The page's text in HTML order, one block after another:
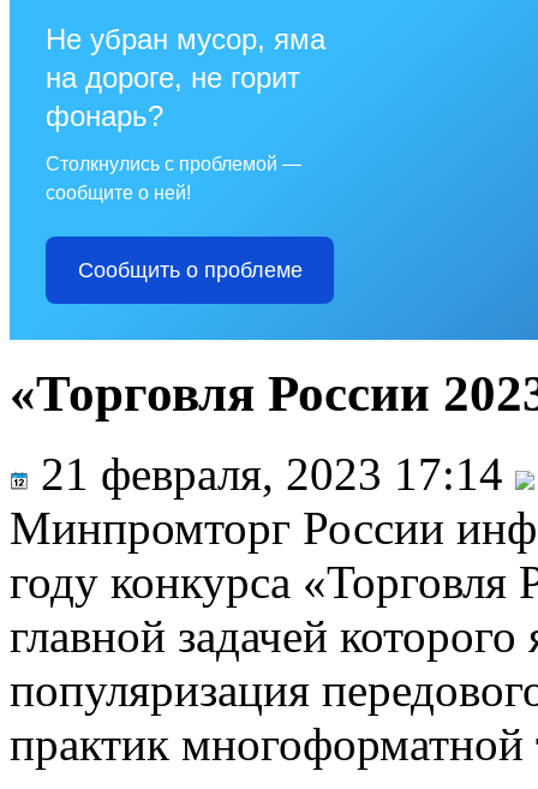
Не убран мусор, яма
на дороге, не горит
фонарь?
Столкнулись с проблемой —
сообщите о ней!
Сообщить о проблеме
«Торговля России
21 февраля, 2023 17:14
Минпромторг России
году конкурса
главной задачей
популяризация
практик многоформатной